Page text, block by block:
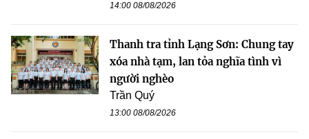
14:00 08/08/2026
Thanh tra tỉnh Lạng Sơn: Chung tay
xóa nhà tạm, lan tỏa nghĩa tình vì
người nghèo
Trần Quý
13:00 08/08/2026